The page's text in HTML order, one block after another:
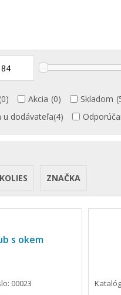
Akcia (0) Skladom
u dodávateľa(4)
ZNAČKA
s okem
00023